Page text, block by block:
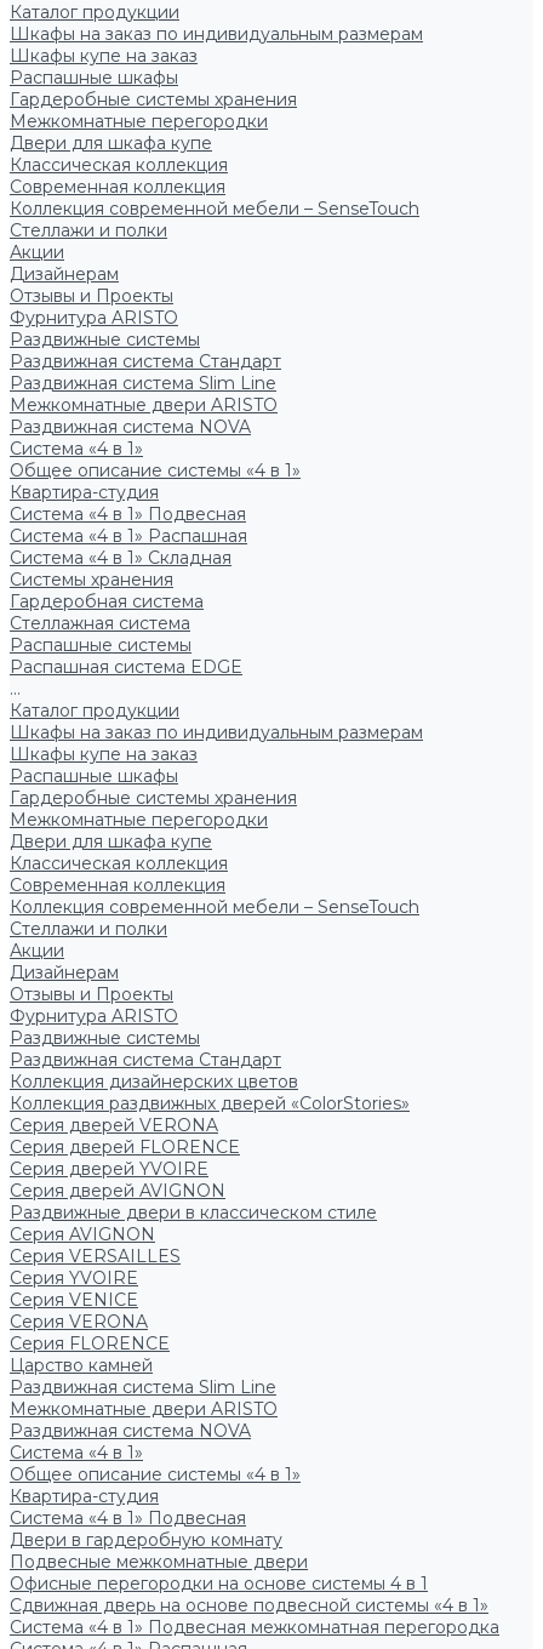
Каталог продукции
Шкафы на заказ по индивидуальным размерам
Шкафы купе на заказ
Распашные шкафы
Гардеробные системы хранения
Межкомнатные перегородки
Двери для шкафа купе
Классическая коллекция
Современная коллекция
Коллекция современной мебели – SenseTouch
Стеллажи и полки
Акции
Дизайнерам
Отзывы и Проекты
Фурнитура ARISTO
Раздвижные системы
Раздвижная система Стандарт
Раздвижная система Slim Line
Межкомнатные двери ARISTO
Раздвижная система NOVA
Система «4 в 1»
Общее описание системы «4 в 1»
Квартира-студия
Система «4 в 1» Подвесная
Система «4 в 1» Распашная
Система «4 в 1» Складная
Системы хранения
Гардеробная система
Стеллажная система
Распашные системы
Распашная система EDGE
...
Каталог продукции
Шкафы на заказ по индивидуальным размерам
Шкафы купе на заказ
Распашные шкафы
Гардеробные системы хранения
Межкомнатные перегородки
Двери для шкафа купе
Классическая коллекция
Современная коллекция
Коллекция современной мебели – SenseTouch
Стеллажи и полки
Акции
Дизайнерам
Отзывы и Проекты
Фурнитура ARISTO
Раздвижные системы
Раздвижная система Стандарт
Коллекция дизайнерских цветов
Коллекция раздвижных дверей «ColorStories»
Серия дверей VERONA
Серия дверей FLORENCE
Серия дверей YVOIRE
Серия дверей AVIGNON
Раздвижные двери в классическом стиле
Серия AVIGNON
Серия VERSAILLES
Серия YVOIRE
Серия VENICE
Серия VERONA
Серия FLORENCE
Царство камней
Раздвижная система Slim Line
Межкомнатные двери ARISTO
Раздвижная система NOVA
Система «4 в 1»
Общее описание системы «4 в 1»
Квартира-студия
Система «4 в 1» Подвесная
Двери в гардеробную комнату
Подвесные межкомнатные двери
Офисные перегородки на основе системы 4 в 1
Сдвижная дверь на основе подвесной системы «4 в 1»
Система «4 в 1» Подвесная межкомнатная перегородка